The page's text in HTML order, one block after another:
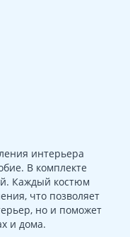
интерьера
В комплекте
Каждый костюм
что позволяет
но и поможет
и дома.